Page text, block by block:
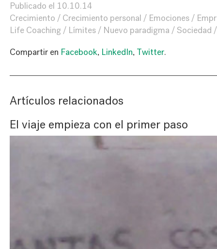
Publicado el 10.10.14
Crecimiento
Crecimiento personal Emociones
Life Coaching
Límites Nuevo paradigma Sociedad
Compartir en Facebook, LinkedIn, Twitter.
Artículos relacionados
El viaje empieza con el primer paso